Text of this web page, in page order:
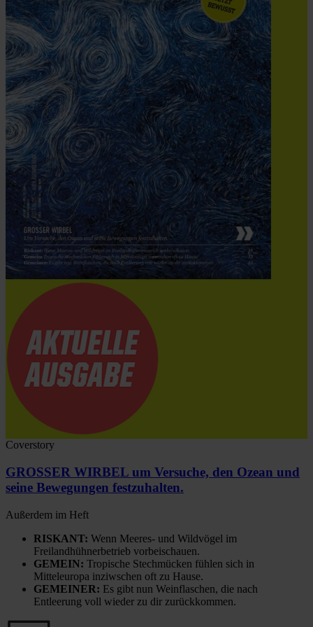
Coverstory
GROSSER WIRBEL um Versuche, den Ozean und
seine Bewegungen festzuhalten.
Außerdem im Heft
RISKANT: Wenn Meeres- und Wildvögel im
Freilandhühnerbetrieb vorbeischauen.
GEMEIN: Tropische Stechmücken fühlen sich in
Mitteleuropa inziwschen oft zu Hause.
GEMEINER: Es gibt nun Weinflaschen, die nach
Entleerung voll wieder zu dir zurückkommen.